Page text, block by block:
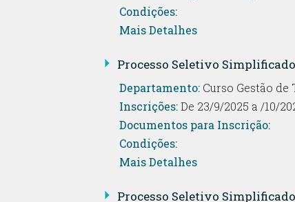
Condições:
Mais Detalhes
Processo Seletivo
Departamento:Curso Gestão de
Inscrições:De 23/9/2025 a /10/
Documentos para Inscrição:
Condições:
Mais Detalhes
Processo Seletivo